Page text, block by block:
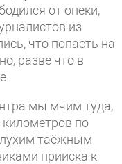
от опеки,
из
что попасть на
разве что в
мы мчим туда,
по
таёжным
прииска к